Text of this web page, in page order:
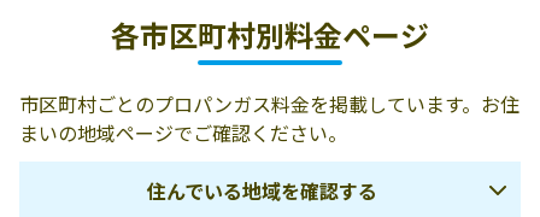
各市区町村別料金ページ
市区町村ごとのプロパンガス料金を掲載しています。お住
まいの地域ページでご確認ください。
住んでいる地域を確認する